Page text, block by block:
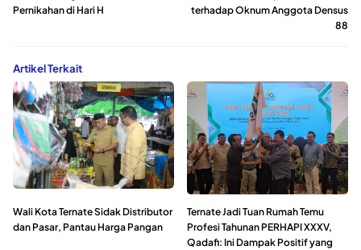
Pernikahan di Hari H
terhadap Oknum Anggota Densus
88
Artikel Terkait
Wali Kota Ternate Sidak Distributor
dan Pasar, Pantau Harga Pangan
Ternate Jadi Tuan Rumah Temu
Profesi Tahunan PERHAPI XXXV,
Qadafi: Ini Dampak Positif yang